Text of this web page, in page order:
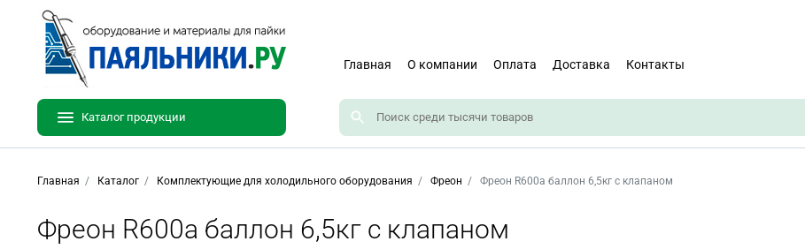
Главная О компании Оплата Доставка Контакты
Каталог продукции
Главная Каталог Комплектующие для холодильного оборудования Фреон Фреон R600a баллон 6,5кг с клапаном
Фреон R600a баллон 6,5кг с клапаном